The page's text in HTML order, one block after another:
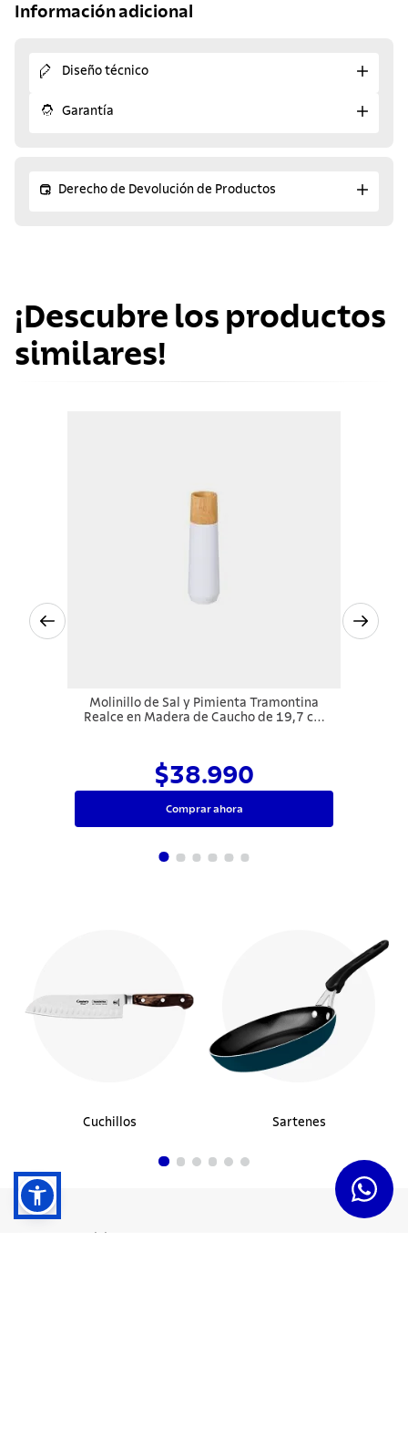
Información adicional
Diseño técnico
Garantía
Derecho de Devolución de Productos
¡Descubre los productos
similares!
Molinillo de Sal y Pimienta Tramontina
Realce en Madera de Caucho de 19,7 cm
$38.990
Comprar ahora
Cuchillos Sartenes